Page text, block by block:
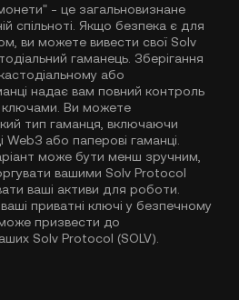
- це загальновизнане
спільноті. Якщо безпека є для
ви можете вивести свої Solv
гаманець. Зберігання
або
надає вам повний контроль
Ви можете
тип гаманця, включаючи
Web3 або паперові гаманці.
може бути менш зручним,
вашими Solv Protocol
ваші активи для роботи.
приватні ключі у безпечному
може призвести до
Solv Protocol (SOLV).